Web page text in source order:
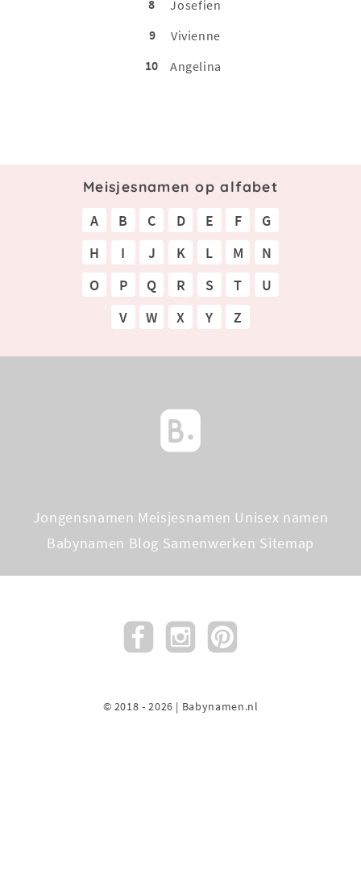
8
Josefien
9
Vivienne
10
Angelina
Meisjesnamen op alfabet
A B C D E F
G
H
I J K L M
N
O
P Q R S T
U
V
W X Y Z
Jongensnamen Meisjesnamen Unisex namen
Babynamen Blog Samenwerken Sitemap
© 2018 - 2026 | Babynamen.nl